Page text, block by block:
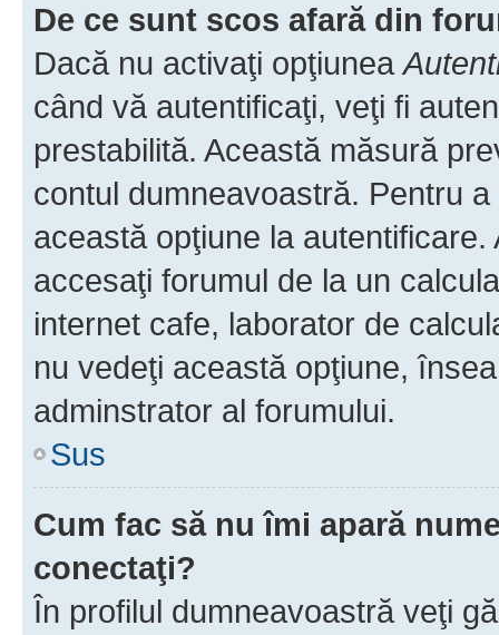
De ce sunt scos afară din
Dacă nu activaţi opţiunea
când vă autentificaţi, veţi fi
prestabilită. Această măsură
contul dumneavoastră. Pentru
această opţiune la
accesaţi forumul de la un
internet cafe, laborator de
nu vedeţi această opţiune,
adminstrator al forumului.
Sus
Cum fac să nu îmi apară
conectaţi?
În profilul dumneavoastră veţi